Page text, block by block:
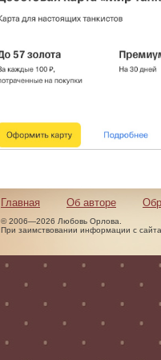
Главная Об авторе
© 2006—2026 Любовь Орлова.
При заимствовании информации с